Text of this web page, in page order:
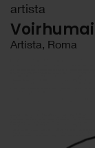
artista
Artista, Roma